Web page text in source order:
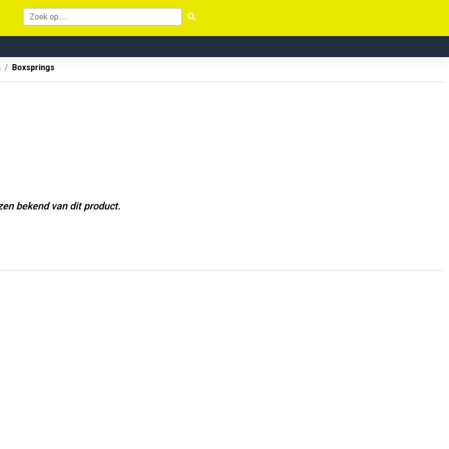
Boxsprings
bekend van dit product.